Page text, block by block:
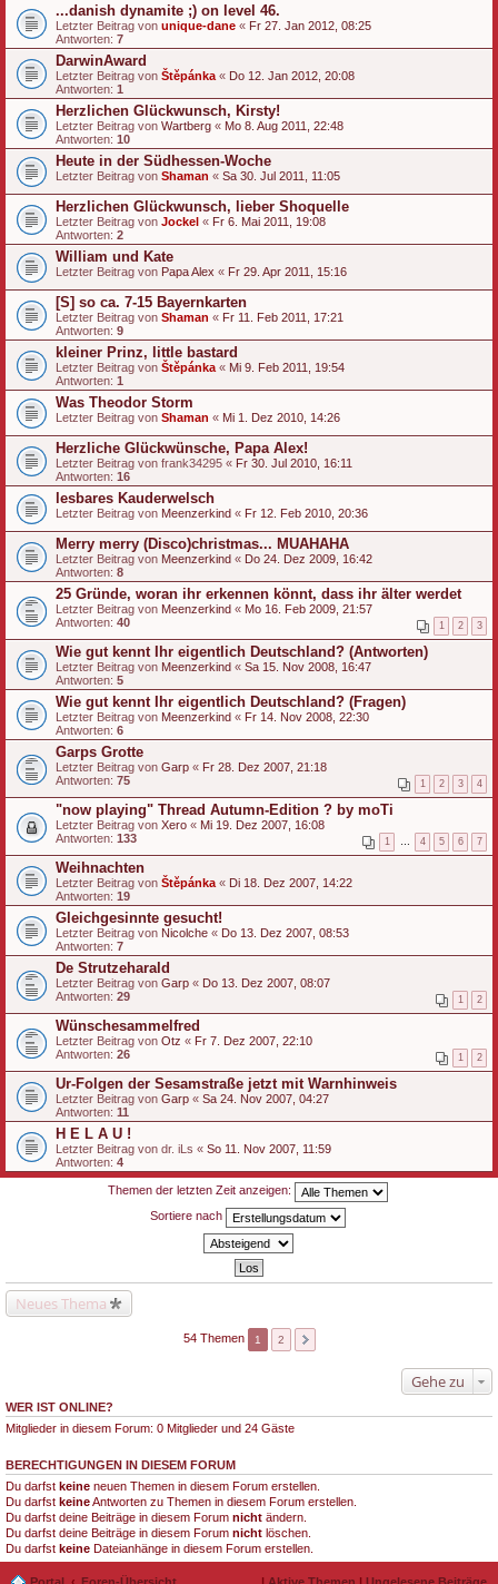
...danish dynamite ;) on level 46.
Letzter Beitrag von unique-dane « Fr 27. Jan 2012, 08:25
Antworten: 7
DarwinAward
Letzter Beitrag von Štěpánka « Do 12. Jan 2012, 20:08
Antworten: 1
Herzlichen Glückwunsch, Kirsty!
Letzter Beitrag von Wartberg « Mo 8. Aug 2011, 22:48
Antworten: 10
Heute in der Südhessen-Woche
Letzter Beitrag von Shaman « Sa 30. Jul 2011, 11:05
Herzlichen Glückwunsch, lieber Shoquelle
Letzter Beitrag von Jockel « Fr 6. Mai 2011, 19:08
Antworten: 2
William und Kate
Letzter Beitrag von Papa Alex « Fr 29. Apr 2011, 15:16
[S] so ca. 7-15 Bayernkarten
Letzter Beitrag von Shaman « Fr 11. Feb 2011, 17:21
Antworten: 9
kleiner Prinz, little bastard
Letzter Beitrag von Štěpánka « Mi 9. Feb 2011, 19:54
Antworten: 1
Was Theodor Storm
Letzter Beitrag von Shaman « Mi 1. Dez 2010, 14:26
Herzliche Glückwünsche, Papa Alex!
Letzter Beitrag von frank34295 « Fr 30. Jul 2010, 16:11
Antworten: 16
lesbares Kauderwelsch
Letzter Beitrag von Meenzerkind « Fr 12. Feb 2010, 20:36
Merry merry (Disco)christmas... MUAHAHA
Letzter Beitrag von Meenzerkind « Do 24. Dez 2009, 16:42
Antworten: 8
25 Gründe, woran ihr erkennen könnt, dass ihr älter werdet
Letzter Beitrag von Meenzerkind « Mo 16. Feb 2009, 21:57
Antworten: 40 1 2 3
Wie gut kennt Ihr eigentlich Deutschland? (Antworten)
Letzter Beitrag von Meenzerkind « Sa 15. Nov 2008, 16:47
Antworten: 5
Wie gut kennt Ihr eigentlich Deutschland? (Fragen)
Letzter Beitrag von Meenzerkind « Fr 14. Nov 2008, 22:30
Antworten: 6
Garps Grotte
Letzter Beitrag von Garp « Fr 28. Dez 2007, 21:18
Antworten: 75 1 2 3 4
"now playing" Thread Autumn-Edition ? by moTi
Letzter Beitrag von Xero « Mi 19. Dez 2007, 16:08
Antworten: 133 1 4 5 6 7
Weihnachten
Letzter Beitrag von Štěpánka « Di 18. Dez 2007, 14:22
Antworten: 19
Gleichgesinnte gesucht!
Letzter Beitrag von Nicolche « Do 13. Dez 2007, 08:53
Antworten: 7
De Strutzeharald
Letzter Beitrag von Garp « Do 13. Dez 2007, 08:07
Antworten: 29 1 2
Wünschesammelfred
Letzter Beitrag von Otz « Fr 7. Dez 2007, 22:10
Antworten: 26 1 2
Ur-Folgen der Sesamstraße jetzt mit Warnhinweis
Letzter Beitrag von Garp « Sa 24. Nov 2007, 04:27
Antworten: 11
H E L A U !
Letzter Beitrag von dr. iLs « So 11. Nov 2007, 11:59
Antworten: 4
Themen der letzten Zeit anzeigen:
Sortiere nach
Neues Thema
54 Themen 1 2
Gehe zu
WER IST ONLINE?
Mitglieder in diesem Forum: 0 Mitglieder und 24 Gäste
BERECHTIGUNGEN IN DIESEM FORUM
Du darfst keine neuen Themen in diesem Forum erstellen.
Du darfst keineAntworten zu Themen in diesem Forum erstellen.
Du darfst deine Beiträge in diesem Forum nicht ändern.
Du darfst deine Beiträge in diesem Forum nicht löschen.
Du darfst keine Dateianhänge in diesem Forum erstellen.